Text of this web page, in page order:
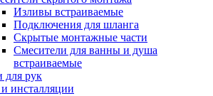
Изливы встраиваемые
Подключения для шланга
Скрытые монтажные части
Смесители для ванны и душа
встраиваемые
рук
инсталляции